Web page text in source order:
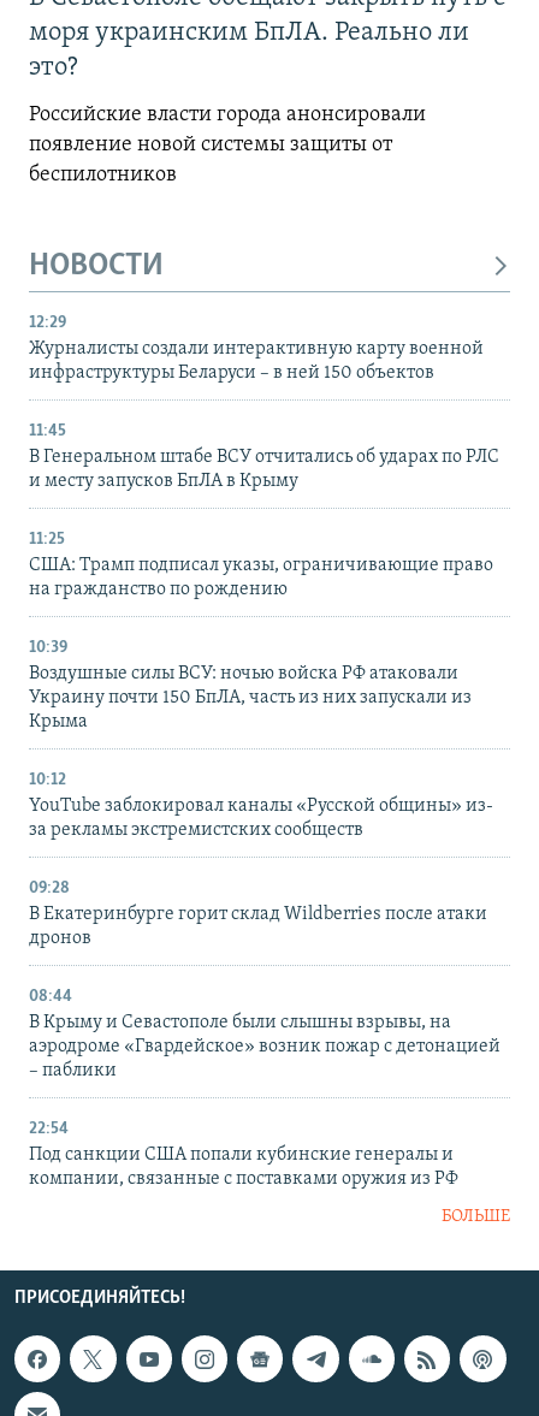
моря украинским БпЛА. Реально ли
это?
Российские власти города анонсировали
появление новой системы защиты от
беспилотников
НОВОСТИ
12:29
Журналисты создали интерактивную карту военной
инфраструктуры Беларуси – в ней 150 объектов
11:45
В Генеральном штабе ВСУ отчитались об ударах по РЛС
и месту запусков БпЛА в Крыму
11:25
США: Трамп подписал указы, ограничивающие право
на гражданство по рождению
10:39
Воздушные силы ВСУ: ночью войска РФ атаковали
Украину почти 150 БпЛА, часть из них запускали из
Крыма
10:12
YouTube заблокировал каналы «Русской общины» из-
за рекламы экстремистских сообществ
09:28
В Екатеринбурге горит склад Wildberries после атаки
дронов
08:44
В Крыму и Севастополе были слышны взрывы, на
аэродроме «Гвардейское» возник пожар с детонацией
– паблики
22:54
Под санкции США попали кубинские генералы и
компании, связанные с поставками оружия из РФ
БОЛЬШЕ
ПРИСОЕДИНЯЙТЕСЬ!